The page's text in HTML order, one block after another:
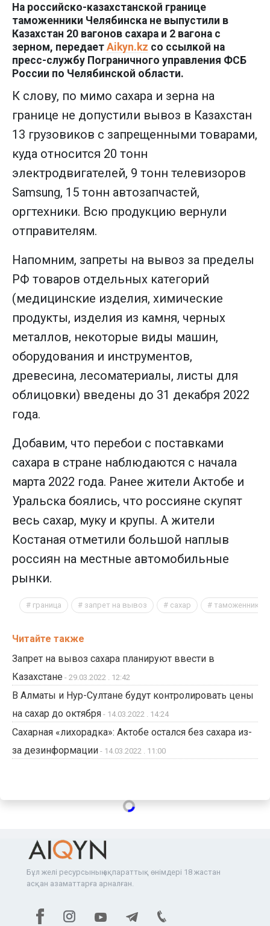
На российско-казахстанской границе
таможенники Челябинска не выпустили в
Казахстан 20 вагонов сахара и 2 вагона с
зерном, передает Aikyn.kz со ссылкой на
пресс-службу Пограничного управления ФСБ
России по Челябинской области.
К слову, по мимо сахара и зерна на
границе не допустили вывоз в Казахстан
13 грузовиков с запрещенными товарами,
куда относится 20 тонн
электродвигателей, 9 тонн телевизоров
Samsung, 15 тонн автозапчастей,
оргтехники. Всю продукцию вернули
отправителям.
Напомним, запреты на вывоз за пределы
РФ товаров отдельных категорий
(медицинские изделия, химические
продукты, изделия из камня, черных
металлов, некоторые виды машин,
оборудования и инструментов,
древесина, лесоматериалы, листы для
облицовки) введены до 31 декабря 2022
года.
Добавим, что перебои с поставками
сахара в стране наблюдаются с начала
марта 2022 года. Ранее жители Актобе и
Уральска боялись, что россияне скупят
весь сахар, муку и крупы. А жители
Костаная отметили большой наплыв
россиян на местные автомобильные
рынки.
граница запрет на вывоз сахар таможенник
Читайте также
Запрет на вывоз сахара планируют ввести в
Казахстане - 29.03.2022 . 12:42
В Алматы и Нур-Султане будут контролировать цены
на сахар до октября - 14.03.2022 . 14:24
Сахарная «лихорадка»: Актобе остался без сахара из-
за дезинформации - 14.03.2022 . 11:00
Бұл желі ресурсының ақпараттық өнімдері 18 жастан
асқан азаматтарға арналған.